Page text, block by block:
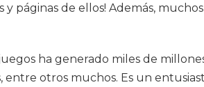
páginas de ellos! Además,
ha generado miles de
otros muchos. Es un